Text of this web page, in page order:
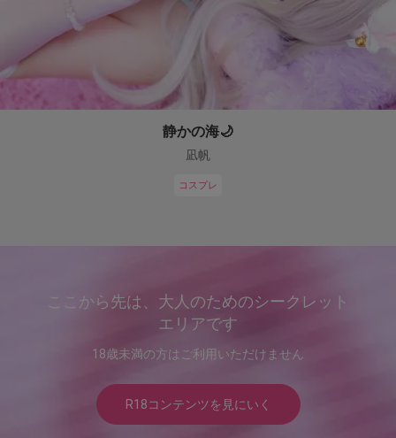
静かの海🌙
凪帆
コスプレ
ここから先は、大人のためのシークレット
エリアです
18歳未満の方はご利用いただけません
R18コンテンツを見にいく